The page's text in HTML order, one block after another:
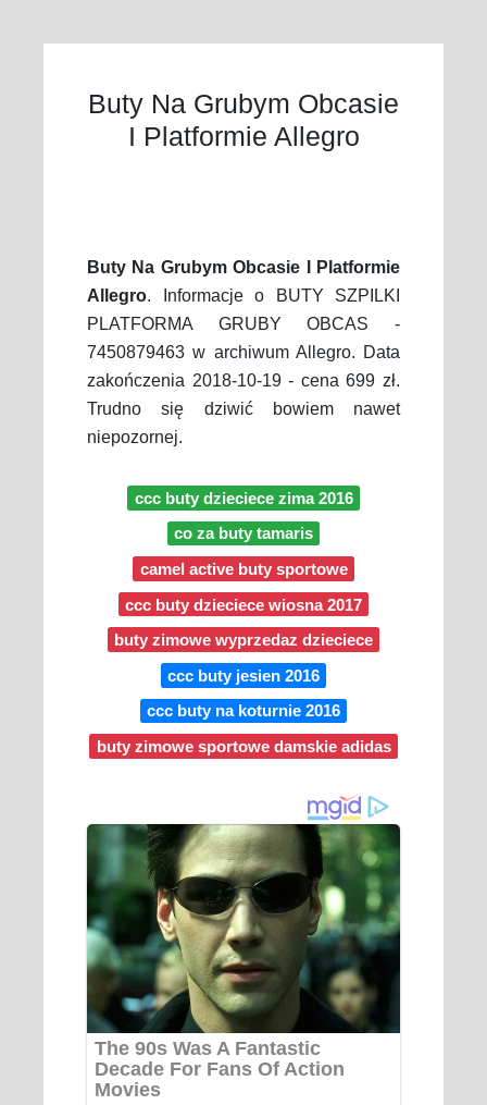
Buty Na Grubym Obcasie
I Platformie Allegro
Buty Na Grubym Obcasie I Platformie
Allegro. Informacje o BUTY SZPILKI
PLATFORMA GRUBY OBCAS -
7450879463 w archiwum Allegro. Data
zakończenia 2018-10-19 - cena 699 zł.
Trudno się dziwić bowiem nawet
niepozornej.
ccc buty dzieciece zima 2016
co za buty tamaris
camel active buty sportowe
ccc buty dzieciece wiosna 2017
buty zimowe wyprzedaz dzieciece
ccc buty jesien 2016
ccc buty na koturnie 2016
buty zimowe sportowe damskie adidas